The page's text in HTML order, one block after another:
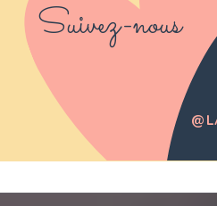
Suivez-nous